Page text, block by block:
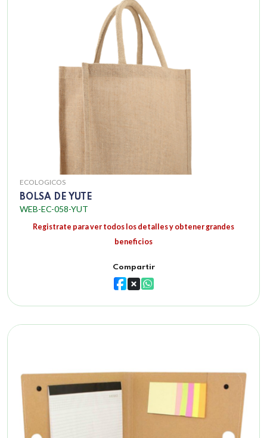
ECOLOGICOS
BOLSA DE YUTE
WEB-EC-058-YUT
Registrate para ver todos los detalles y obtener grandes
beneficios
Compartir